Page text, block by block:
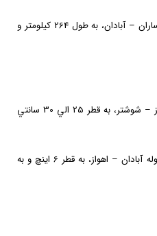
احداث خط لوله گچساران – آبادان، به طول 264 كيلومتر و
احداث خط لوله اهواز – شوشتر، به قطر 25 الي 30 سانتي
احداث دومين خط لوله آبادان – اهواز، به قطر 6 اينچ و به